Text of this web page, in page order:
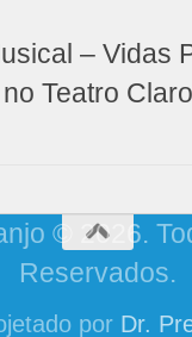
– Vidas
Teatro
© 2026.
Reservados.
por Dr.